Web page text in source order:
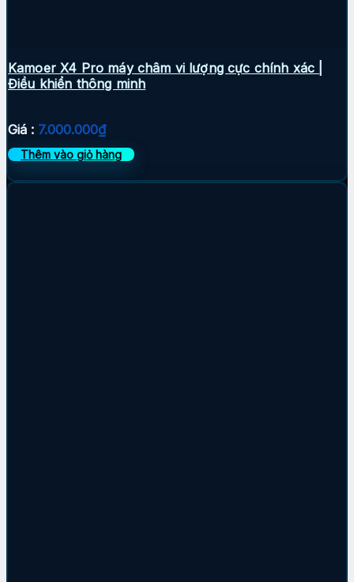
Kamoer X4 Pro máy châm vi lượng cực chính xác |
Điều khiển thông minh
Giá : 7.000.000₫
Thêm vào giỏ hàng